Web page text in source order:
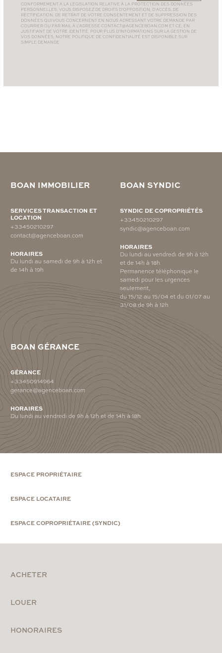
CONFORMÉMENT À LA LÉGISLATION RELATIVE À LA PROTECTION DES DONNÉES
PERSONNELLES, VOUS DISPOSEZ DE DROITS D’OPPOSITION, D’ACCÈS, DE
RECTIFICATION, DE RETRAIT DE VOTRE CONSENTEMENT ET DE SUPPRESSION DES
DONNÉES QUI VOUS CONCERNENT EN NOUS ADRESSANT VOTRE DEMANDE PAR
COURRIER OU PAR MAIL À L’ADRESSE CONTACT@AGENCEBOAN.COM ET CE, EN
JUSTIFIANT DE VOTRE IDENTITÉ. POUR PLUS D’INFORMATIONS SUR LA GESTION DE
VOS DONNÉES, NOTRE POLITIQUE DE CONFIDENTIALITÉ EST DISPONIBLE SUR
SIMPLE DEMANDE.
BOAN IMMOBILIER
SERVICES TRANSACTION ET
LOCATION
+33450210297
contact@agenceboan.com
HORAIRES
Du lundi au samedi de 9h à 12h et
de 14h à 19h
BOAN SYNDIC
SYNDIC DE COPROPRIÉTÉS
+33450210297
syndic@agenceboan.com
HORAIRES
Du lundi au vendredi de 9h à 12h
et de 14h à 18h
Permanence téléphonique le
samedi pour les urgences
seulement,
du 15/12 au 15/04 et du 01/07 au
31/08 de 9h à 12h
BOAN GÉRANCE
GÉRANCE
+33450914964
gerance@agenceboan.com
HORAIRES
Du lundi au vendredi de 9h à 12h et de 14h à 18h
ESPACE PROPRIÉTAIRE
ESPACE LOCATAIRE
ESPACE COPROPRIÉTAIRE (SYNDIC)
ACHETER
LOUER
HONORAIRES